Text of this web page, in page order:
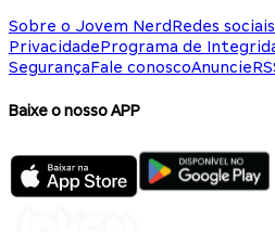
Sobre o Jovem NerdRedes sociais
PrivacidadePrograma de
SegurançaFale conoscoAnuncie
Baixe o nosso APP